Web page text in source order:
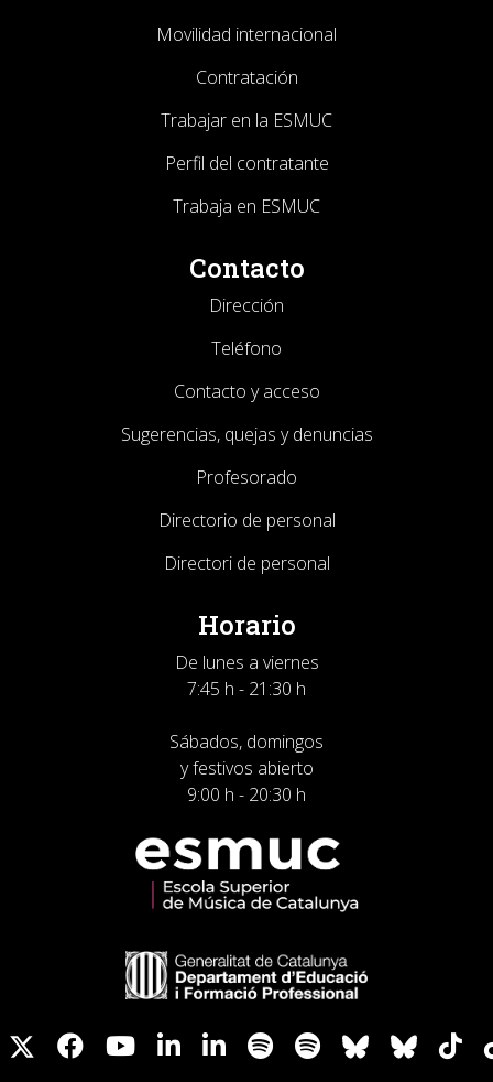
Movilidad internacional
Contratación
Trabajar en la ESMUC
Perfil del contratante
Trabaja en ESMUC
Contacto
Dirección
Teléfono
Contacto y acceso
Sugerencias, quejas y denuncias
Profesorado
Directorio de personal
Directori de personal
Horario
De lunes a viernes
7:45 h - 21:30 h
Sábados, domingos
y festivos abierto
9:00 h - 20:30 h